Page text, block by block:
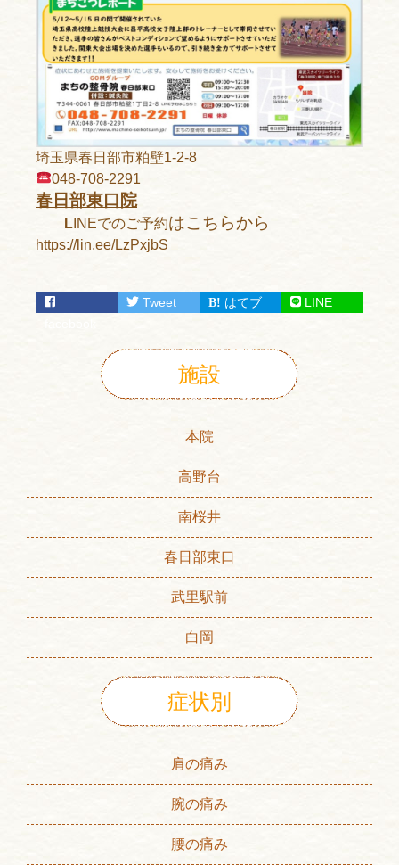
埼玉県春日部市粕壁1-2-8
048-708-2291
春日部東口院
L INEでのご予約はこちらから
https://lin.ee/LzPxjbS
Tweet はてブ LINE
施設
本院
高野台
南桜井
春日部東口
武里駅前
白岡
症状別
肩の痛み
腕の痛み
腰の痛み